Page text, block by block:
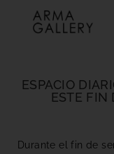
ESPACIO
ESTE FIN
Durante el fin de